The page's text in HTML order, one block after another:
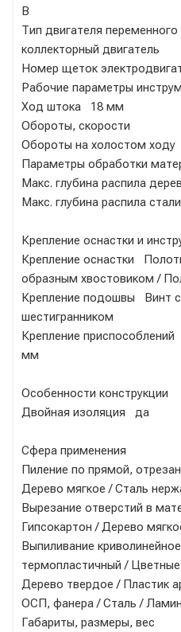
В
Тип двигателя
коллекторный двигатель
Номер щеток
Рабочие параметры
Ход штока 18 мм
Обороты, скорости
Обороты на холостом
Параметры обработки
Макс. глубина распила
Макс. глубина распила
Крепление оснастки и
Крепление оснастки
образным хвостовиком /
Крепление подошвы Винт с
шестигранником
Крепление
мм
Особенности конструкции
Двойная изоляция да
Сфера применения
Пиление по прямой,
Дерево мягкое / Сталь
Вырезание отверстий в
Гипсокартон / Дерево
Выпиливание
термопластичный /
Дерево твердое / Пластик
ОСП, фанера / Сталь /
Габариты, размеры, вес